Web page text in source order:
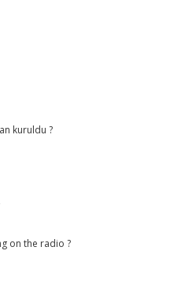
kuruldu ?
on the radio ?